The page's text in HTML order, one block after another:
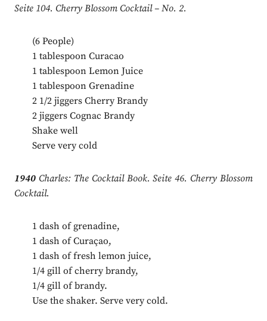
Seite 104. Cherry Blossom Cocktail – No. 2.
(6 People)
1 tablespoon Curacao
1 tablespoon Lemon Juice
1 tablespoon Grenadine
2 1/2 jiggers Cherry Brandy
2 jiggers Cognac Brandy
Shake well
Serve very cold
1940Charles: The Cocktail Book. Seite 46. Cherry Blossom
Cocktail.
1 dash of grenadine,
1 dash of Curaçao,
1 dash of fresh lemon juice,
1/4 gill of cherry brandy,
1/4 gill of brandy.
Use the shaker. Serve very cold.